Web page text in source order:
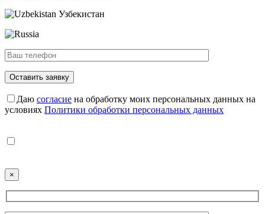
Узбекистан
Даю согласие на обработку моих персональных данных на
условиях Политики обработки персональных данных
×